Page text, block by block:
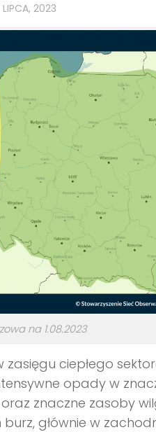
LIPCA, 2023
na 1.08.2023
ciepłego
opady w
oraz znaczne zasoby
głównie w